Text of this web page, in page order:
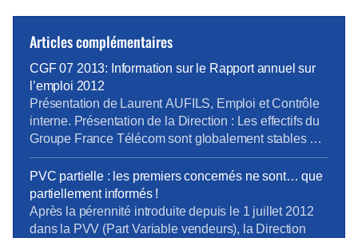
Articles complémentaires
CGF 07 2013: Information sur le Rapport annuel sur
l’emploi 2012
Présentation de Laurent AUFILS, Emploi et Contrôle
interne. Présentation de la Direction : Les effectifs du
Groupe France Télécom sont globalement stables par
rapport à l’année 2012. Il est à noter que la filiale
Citivox ne fait pas partie des chiffres présentés mais
qu’elle ne représente pas une proportion significative
par rapport à l’ensemble du […]
PVC partielle : les premiers concernés ne sont… que
partiellement informés !
Après la pérennité introduite depuis le 1 juillet 2012
dans la PVV (Part Variable vendeurs), la Direction